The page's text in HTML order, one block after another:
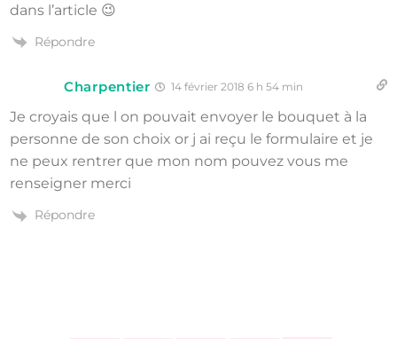
dans l’article 😉
Répondre
Charpentier 14 février 2018 6 h 54 min
Je croyais que l on pouvait envoyer le bouquet à la
personne de son choix or j ai reçu le formulaire et je
ne peux rentrer que mon nom pouvez vous me
renseigner merci
Répondre